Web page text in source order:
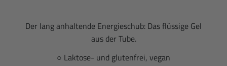
Der lang anhaltende Energieschub: Das flüssige Gel
aus der Tube.
○ Laktose- und glutenfrei, vegan